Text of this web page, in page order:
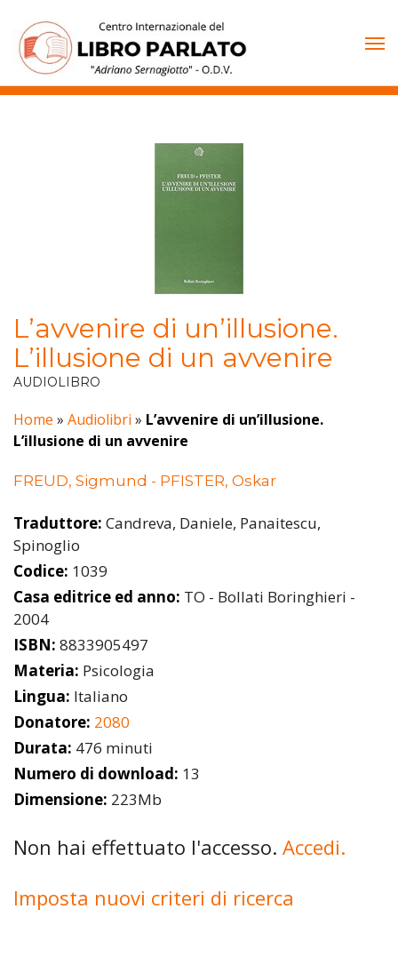
contenuto
L’avvenire di un’illusione.
L’illusione di un avvenire
AUDIOLIBRO
Home » Audiolibri » L’avvenire di un’illusione.
L’illusione di un avvenire
FREUD, Sigmund - PFISTER, Oskar
Traduttore: Candreva, Daniele, Panaitescu,
Spinoglio
Codice: 1039
Casa editrice ed anno: TO - Bollati Boringhieri -
2004
ISBN: 8833905497
Materia: Psicologia
Lingua: Italiano
Donatore: 2080
Durata: 476 minuti
Numero di download: 13
Dimensione: 223Mb
Non hai effettuato l'accesso. Accedi.
Imposta nuovi criteri di ricerca